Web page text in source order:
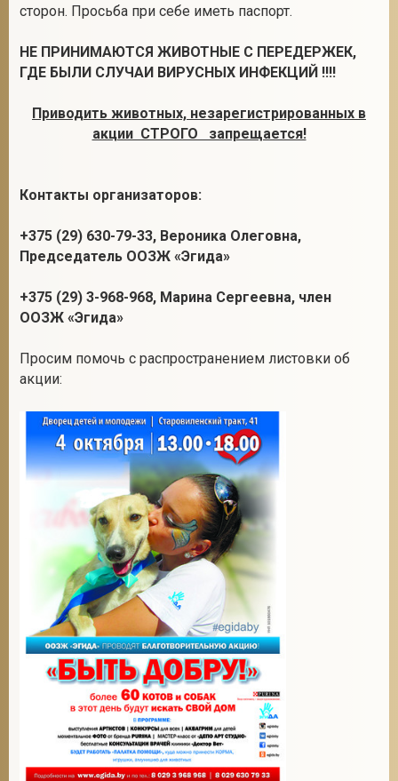
сторон. Просьба при себе иметь паспорт.
НЕ ПРИНИМАЮТСЯ ЖИВОТНЫЕ С ПЕРЕДЕРЖЕК,
ГДЕ БЫЛИ СЛУЧАИ ВИРУСНЫХ ИНФЕКЦИЙ !!!!
Приводить животных, незарегистрированных в
акции СТРОГО запрещается!
Контакты организаторов:
+375 (29) 630-79-33, Вероника Олеговна,
Председатель ООЗЖ «Эгида»
+375 (29) 3-968-968, Марина Сергеевна, член
ООЗЖ «Эгида»
Просим помочь с распространением листовки об
акции: